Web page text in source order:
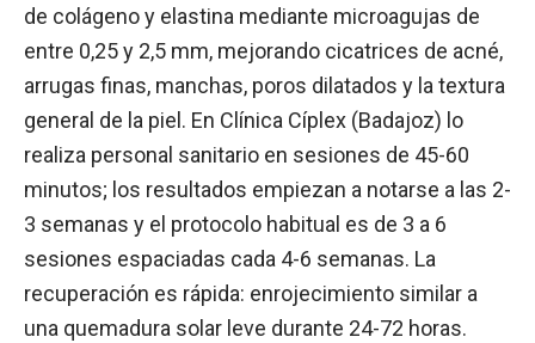
de colágeno y elastina mediante microagujas de
entre 0,25 y 2,5 mm, mejorando cicatrices de acné,
arrugas finas, manchas, poros dilatados y la textura
general de la piel. En Clínica Cíplex (Badajoz) lo
realiza personal sanitario en sesiones de 45-60
minutos; los resultados empiezan a notarse a las 2-
3 semanas y el protocolo habitual es de 3 a 6
sesiones espaciadas cada 4-6 semanas. La
recuperación es rápida: enrojecimiento similar a
una quemadura solar leve durante 24-72 horas.